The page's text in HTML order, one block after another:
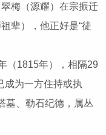
梅（源耀）在宗振迁
辈），他正好是“徒
（1815年），相隔29
成为一方住持或执
墓、勒石纪德，属丛